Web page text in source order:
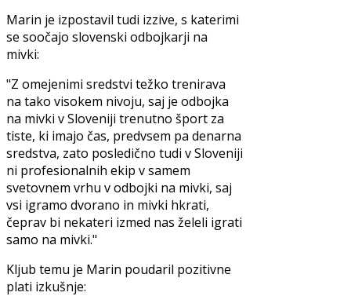
Marin je izpostavil tudi izzive, s katerimi
se soočajo slovenski odbojkarji na
mivki:
"Z omejenimi sredstvi težko trenirava
na tako visokem nivoju, saj je odbojka
na mivki v Sloveniji trenutno šport za
tiste, ki imajo čas, predvsem pa denarna
sredstva, zato posledično tudi v Sloveniji
ni profesionalnih ekip v samem
svetovnem vrhu v odbojki na mivki, saj
vsi igramo dvorano in mivki hkrati,
čeprav bi nekateri izmed nas želeli igrati
samo na mivki."
Kljub temu je Marin poudaril pozitivne
plati izkušnje: